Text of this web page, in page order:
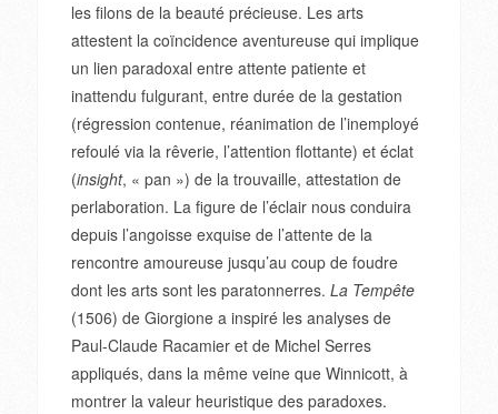
les filons de la beauté précieuse. Les arts
attestent la coïncidence aventureuse qui implique
un lien paradoxal entre attente patiente et
inattendu fulgurant, entre durée de la gestation
(régression contenue, réanimation de l’inemployé
refoulé via la rêverie, l’attention flottante) et éclat
(insight, « pan ») de la trouvaille, attestation de
perlaboration. La figure de l’éclair nous conduira
depuis l’angoisse exquise de l’attente de la
rencontre amoureuse jusqu’au coup de foudre
dont les arts sont les paratonnerres. La Tempête
(1506) de Giorgione a inspiré les analyses de
Paul-Claude Racamier et de Michel Serres
appliqués, dans la même veine que Winnicott, à
montrer la valeur heuristique des paradoxes.